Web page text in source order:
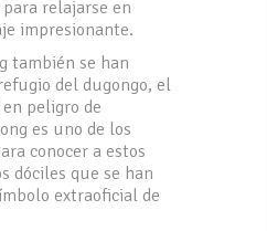
relajarse en
impresionante.
también se han
del dugongo, el
peligro de
es uno de los
conocer a estos
dóciles que se han
extraoficial de